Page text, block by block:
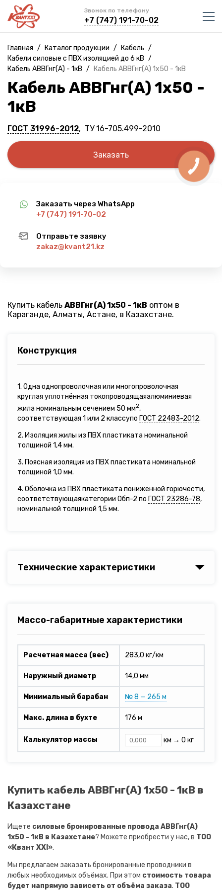
Звонок по телефону
+7 (747) 191-70-02
Главная / Каталог продукции / Кабель /
Кабели силовые с ПВХ изоляцией до 6 кВ /
Кабель АВВГнг(A) - 1кВ / Кабель АВВГнг(A) 1х50 - 1кВ
Кабель АВВГнг(A) 1х50 -
1кВ
ГОСТ 31996-2012, ТУ 16-705.499-2010
Заказать
Заказать через WhatsApp
+7 (747) 191-70-02
Отправьте заявку
zakaz@kvant21.kz
Купить кабель АВВГнг(A) 1х50 - 1кВ оптом в
Караганде, Алматы, Астане, в Казахстане.
Конструкция
1. Одна однопроволочная или многопроволочная
круглая уплотнённая токопроводящаяалюминиевая
жила номинальным сечением 50 мм2,
соответствующая 1 или 2 классупо ГОСТ 22483-2012.
2. Изоляция жилы из ПВХ пластиката номинальной
толщиной 1,4 мм.
3. Поясная изоляция из ПВХ пластиката номинальной
толщиной 1,0 мм.
4. Оболочка из ПВХ пластиката пониженной горючести,
соответствующаякатегории Обп-2 по ГОСТ 23286-78,
номинальной толщиной 1,5 мм.
Технические характеристики
Массо-габаритные характеристики
Расчетная масса (вес) 283,0 кг/км
Наружный диаметр 14,0 мм
Минимальный барабан № 8 — 265 м
Макс. длина в бухте 176 м
Калькулятор массы км → 0 кг
Купить кабель АВВГнг(A) 1х50 - 1кВ в
Казахстане
Ищете силовые бронированные провода АВВГнг(A)
1х50 - 1кВ в Казахстане? Можете приобрести у нас, в ТОО
«Квант XXI».
Мы предлагаем заказать бронированные проводники в
любых необходимых объёмах. При этом стоимость товара
будет напрямую зависеть от объёма заказа. ТОО